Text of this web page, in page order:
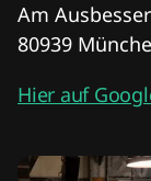
Am
80939
Hier auf